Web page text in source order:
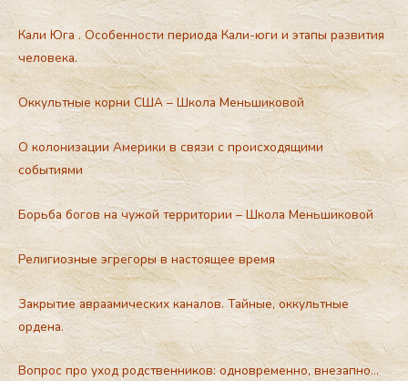
Кали Юга . Особенности периода Кали-юги и этапы развития
человека.
Оккультные корни США – Школа Меньшиковой
О колонизации Америки в связи с происходящими
событиями
Борьба богов на чужой территории – Школа Меньшиковой
Религиозные эгрегоры в настоящее время
Закрытие авраамических каналов. Тайные, оккультные
ордена.
Вопрос про уход родственников: одновременно, внезапно…